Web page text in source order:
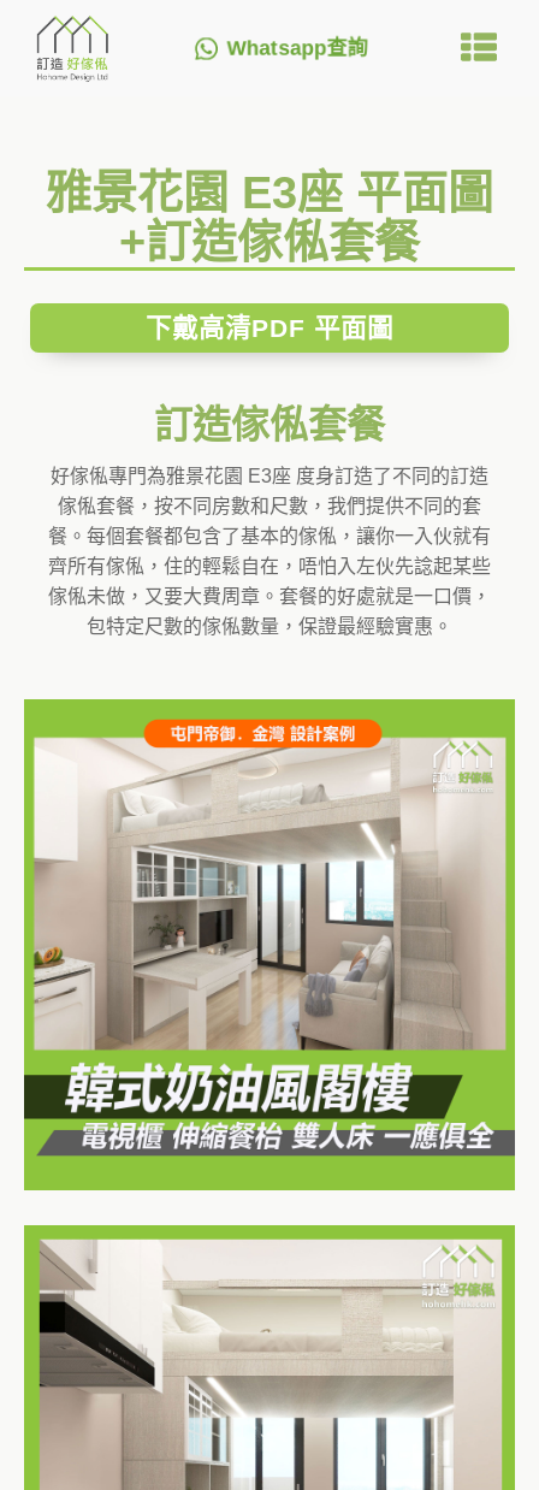
Whatsapp查詢
雅景花園 E3座 平面圖
+訂造傢俬套餐
下戴高清PDF 平面圖
訂造傢俬套餐
好傢俬專門為雅景花園 E3座 度身訂造了不同的訂造
傢俬套餐，按不同房數和尺數，我們提供不同的套
餐。每個套餐都包含了基本的傢俬，讓你一入伙就有
齊所有傢俬，住的輕鬆自在，唔怕入左伙先諗起某些
傢俬未做，又要大費周章。套餐的好處就是一口價，
包特定尺數的傢俬數量，保證最經驗實惠。